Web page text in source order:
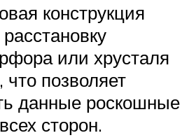
конструкция
или хрусталя
что позволяет
данные роскошные
сторон.